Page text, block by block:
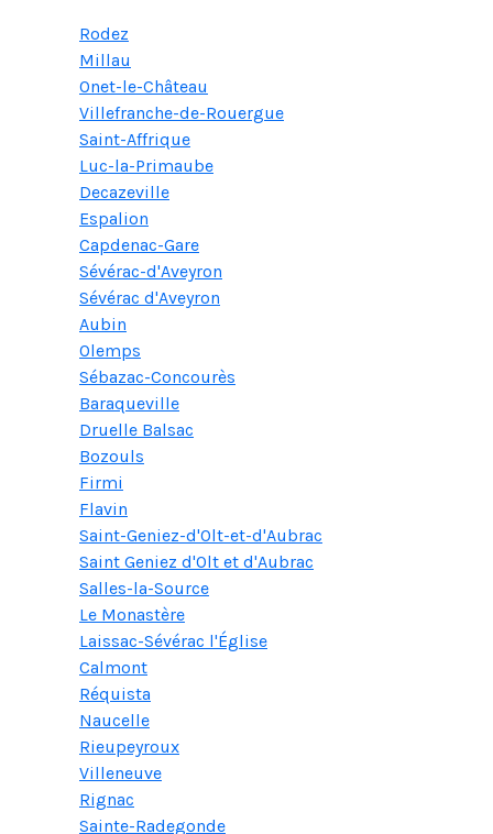
Rodez
Millau
Onet-le-Château
Villefranche-de-Rouergue
Saint-Affrique
Luc-la-Primaube
Decazeville
Espalion
Capdenac-Gare
Sévérac-d'Aveyron
Sévérac d'Aveyron
Aubin
Olemps
Sébazac-Concourès
Baraqueville
Druelle Balsac
Bozouls
Firmi
Flavin
Saint-Geniez-d'Olt-et-d'Aubrac
Saint Geniez d'Olt et d'Aubrac
Salles-la-Source
Le Monastère
Laissac-Sévérac l'Église
Calmont
Réquista
Naucelle
Rieupeyroux
Villeneuve
Rignac
Sainte-Radegonde